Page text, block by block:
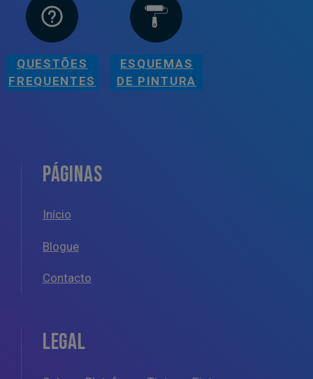
QUESTÕES
FREQUENTES
ESQUEMAS
DE PINTURA
PÁGINAS
Início
Blogue
Contacto
LEGAL